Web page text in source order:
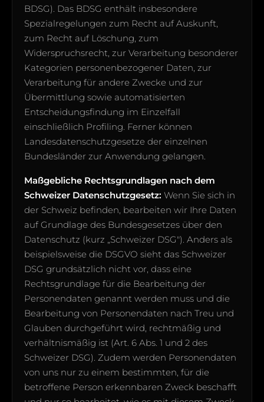
BDSG). Das BDSG enthält insbesondere
Spezialregelungen zum Recht auf Auskunft,
zum Recht auf Löschung, zum
Widerspruchsrecht, zur Verarbeitung besonderer
Kategorien personenbezogener Daten, zur
Verarbeitung für andere Zwecke und zur
Übermittlung sowie automatisierten
Entscheidungsfindung im Einzelfall
einschließlich Profiling. Ferner können
Landesdatenschutzgesetze der einzelnen
Bundesländer zur Anwendung gelangen.
Maßgebliche Rechtsgrundlagen nach dem
Schweizer Datenschutzgesetz: Wenn Sie sich in
der Schweiz befinden, bearbeiten wir Ihre Daten
auf Grundlage des Bundesgesetzes über den
Datenschutz (kurz „Schweizer DSG"). Anders als
beispielsweise die DSGVO sieht das Schweizer
DSG grundsätzlich nicht vor, dass eine
Rechtsgrundlage für die Bearbeitung der
Personendaten genannt werden muss und die
Bearbeitung von Personendaten nach Treu und
Glauben durchgeführt wird, rechtmäßig und
verhältnismäßig ist (Art. 6 Abs. 1 und 2 des
Schweizer DSG). Zudem werden Personendaten
von uns nur zu einem bestimmten, für die
betroffene Person erkennbaren Zweck beschafft